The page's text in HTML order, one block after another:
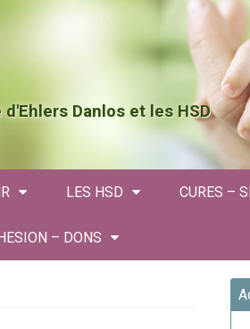
d'Ehlers Danlos et les HSD
LES HSD CURES –
– DONS